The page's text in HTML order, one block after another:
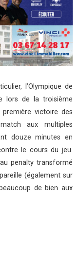
l’Olympique de
lors de la troisième
victoire des
aux multiples
douze minutes en
le cours du jeu.
penalty transformé
(également sur
de bien aux